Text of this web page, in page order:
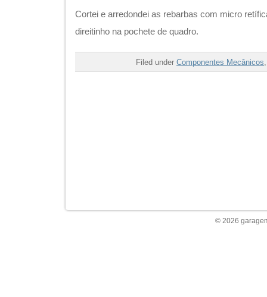
Cortei e arredondei as rebarbas com micro
direitinho na pochete de quadro.
Filed under Componentes Mecânicos
© 2026